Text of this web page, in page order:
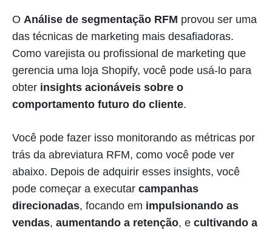
O Análise de segmentação RFM provou ser uma
das técnicas de marketing mais desafiadoras.
Como varejista ou profissional de marketing que
gerencia uma loja Shopify, você pode usá-lo para
obter insights acionáveis sobre o
comportamento futuro do cliente.
Você pode fazer isso monitorando as métricas por
trás da abreviatura RFM, como você pode ver
abaixo. Depois de adquirir esses insights, você
pode começar a executar campanhas
direcionadas, focando em impulsionando as
vendas, aumentando a retenção, e cultivando a